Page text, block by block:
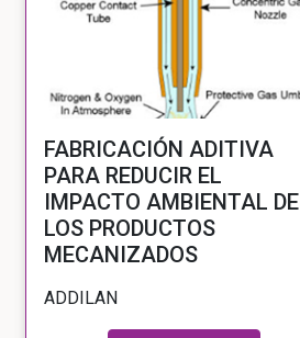
FABRICACIÓN ADITIVA
PARA REDUCIR EL
IMPACTO AMBIENTAL DE
LOS PRODUCTOS
MECANIZADOS
ADDILAN